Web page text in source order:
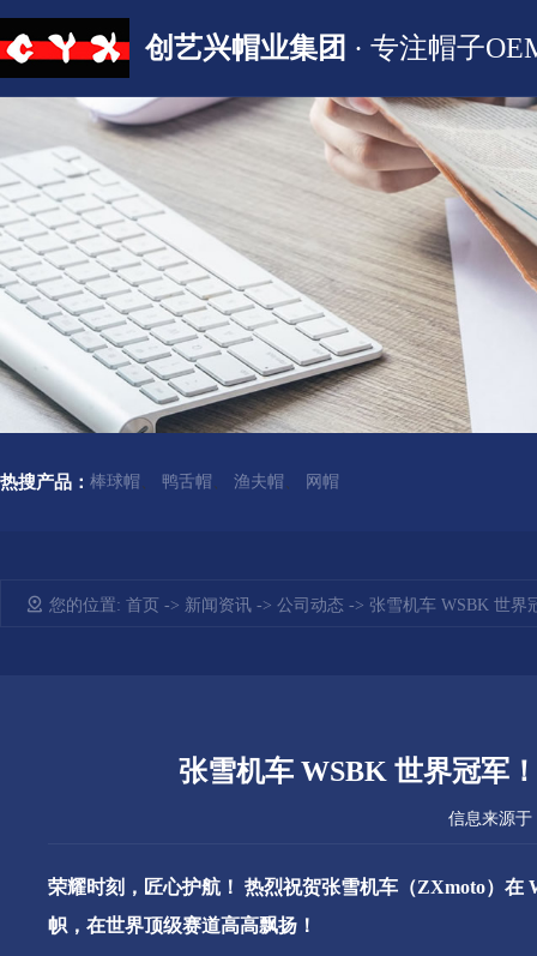
创艺兴帽业集团 · 专注帽子
热搜产品： 棒球帽 、 鸭舌帽 、 渔夫帽 、 网帽
您的位置: 首页 -> 新闻资讯 -> 公司动态 -> 张雪机车 WSBK 世界
张雪机车 WSBK 世界冠军
信息来源于
荣耀时刻，匠心护航！ 热烈祝贺张雪机车（ZXmoto）在
帜，在世界顶级赛道高高飘扬！